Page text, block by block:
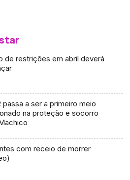
de restrições em abril deverá
passa a ser a primeiro meio
na proteção e socorro
com receio de morrer